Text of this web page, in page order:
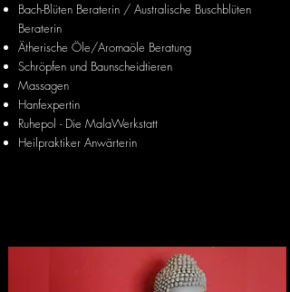
Bach-Blüten Beraterin / Australische Buschblüten
Beraterin
Ätherische Öle/Aromaöle Beratung
Schröpfen und Baunscheidtieren
Massagen
Hanfexpertin
Ruhepol - Die MalaWerkstatt
Heilpraktiker Anwärterin